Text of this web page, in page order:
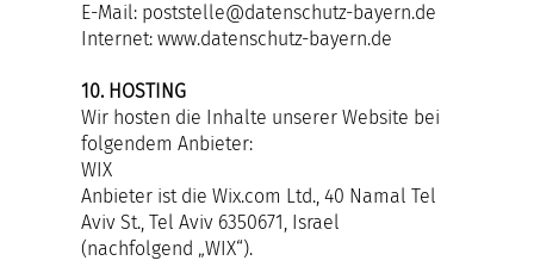
E-Mail: poststelle@datenschutz-bayern.de
Internet: www.datenschutz-bayern.de
10. HOSTING
Wir hosten die Inhalte unserer Website bei
folgendem Anbieter:
WIX
Anbieter ist die Wix.com Ltd., 40 Namal Tel
Aviv St., Tel Aviv 6350671, Israel
(nachfolgend „WIX“).